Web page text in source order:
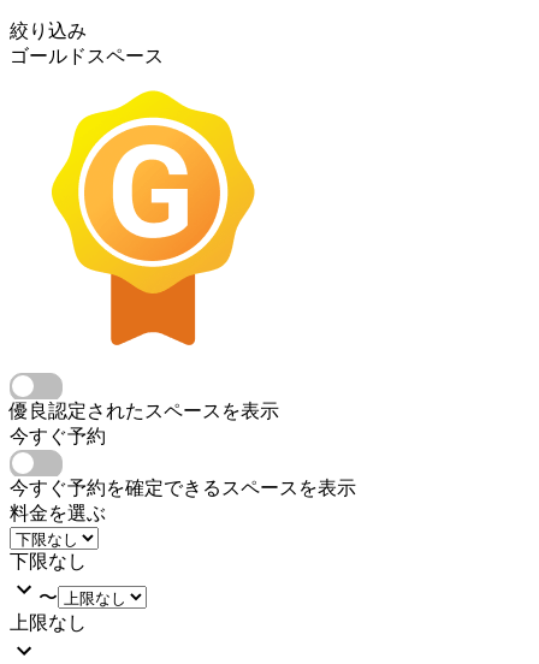
絞り込み
ゴールドスペース
優良認定されたスペースを表示
今すぐ予約
今すぐ予約を確定できるスペースを表示
料金を選ぶ
下限なし
〜
上限なし